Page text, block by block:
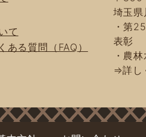
て
ある質問（FAQ）
埼玉
・第
表彰
・農
⇒詳し